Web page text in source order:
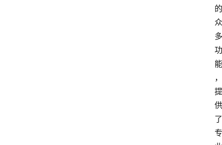
的
众
多
功
能
，
提
供
了
专